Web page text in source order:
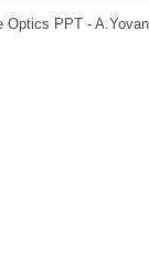
Optics PPT -